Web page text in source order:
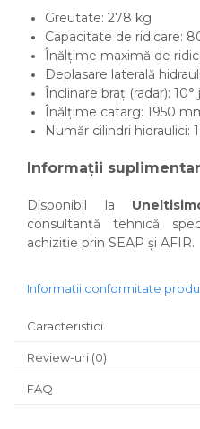
Greutate: 278 kg
Capacitate de ridicare:
Înălțime maximă de
Deplasare laterală
Înclinare braț (radar): 10°
Înălțime catarg: 1950
Număr cilindri hidraulici: 1
Informații
Disponibil la
consultanță tehnică
achiziție prin SEAP și AFIR.
Informatii conformitate
Caracteristici
Review-uri (0)
FAQ